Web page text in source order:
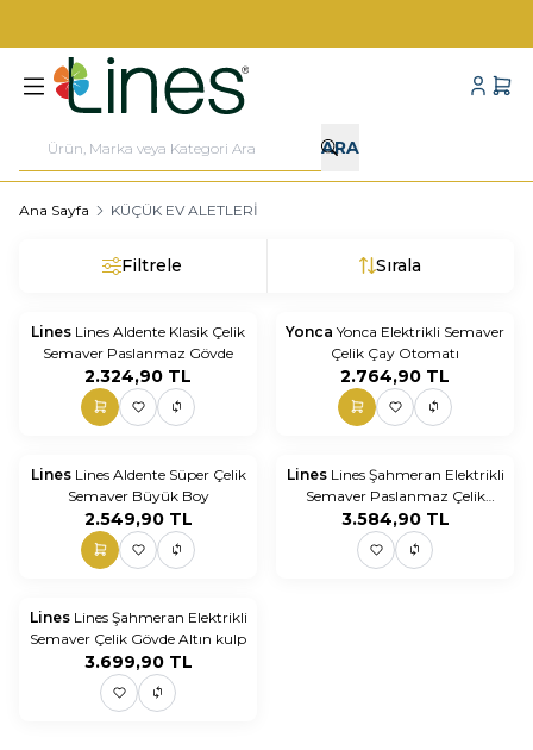
ARA
Ana Sayfa KÜÇÜK EV ALETLERİ
Filtrele Sırala
Lines Lines Aldente Klasik Çelik
Semaver Paslanmaz Gövde
2.324,90 TL
Yonca Yonca Elektrikli Semaver
Çelik Çay Otomatı
2.764,90 TL
Lines Lines Aldente Süper Çelik
Semaver Büyük Boy
2.549,90TL
Lines Lines Şahmeran Elektrikli
Semaver Paslanmaz Çelik
Gövde Metal kulp
3.584,90TL
Lines Lines Şahmeran Elektrikli
Semaver Çelik Gövde Altın kulp
3.699,90TL